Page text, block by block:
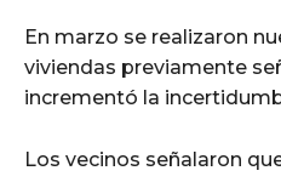
En marzo se realizaron
viviendas previamente
incrementó la
Los vecinos señalaron